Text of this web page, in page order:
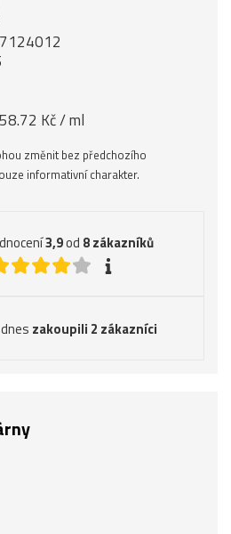
Kč / ml
změnit bez předchozího
informativní charakter.
3,9od 8zákazníků
zakoupili 2 zákazníci